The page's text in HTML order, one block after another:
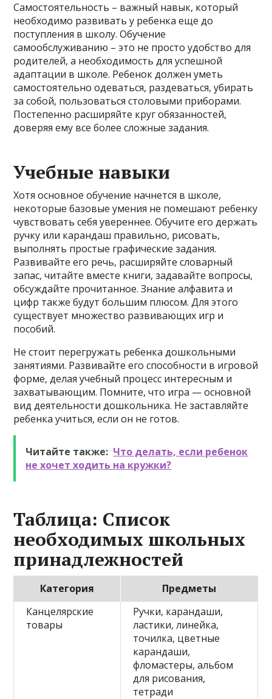
Самостоятельность – важный навык, который
необходимо развивать у ребенка еще до
поступления в школу. Обучение
самообслуживанию – это не просто удобство для
родителей, а необходимость для успешной
адаптации в школе. Ребенок должен уметь
самостоятельно одеваться, раздеваться, убирать
за собой, пользоваться столовыми приборами.
Постепенно расширяйте круг обязанностей,
доверяя ему все более сложные задания.
Учебные навыки
Хотя основное обучение начнется в школе,
некоторые базовые умения не помешают ребенку
чувствовать себя увереннее. Обучите его держать
ручку или карандаш правильно, рисовать,
выполнять простые графические задания.
Развивайте его речь, расширяйте словарный
запас, читайте вместе книги, задавайте вопросы,
обсуждайте прочитанное. Знание алфавита и
цифр также будут большим плюсом. Для этого
существует множество развивающих игр и
пособий.
Не стоит перегружать ребенка дошкольными
занятиями. Развивайте его способности в игровой
форме, делая учебный процесс интересным и
захватывающим. Помните, что игра — основной
вид деятельности дошкольника. Не заставляйте
ребенка учиться, если он не готов.
Читайте также: Что делать, если ребенок
не хочет ходить на кружки?
Таблица: Список
необходимых школьных
принадлежностей
Категория
Предметы
Канцелярские
товары
Ручки, карандаши,
ластики, линейка,
точилка, цветные
карандаши,
фломастеры, альбом
для рисования,
тетради